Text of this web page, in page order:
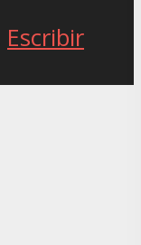
Escribir